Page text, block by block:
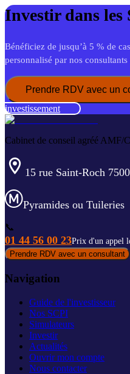
Investir dans les
Bénéficiez de jusqu’à 5 % de
personnalisé par nos consultants
Prendre RDV avec un
investissement
Cabinet de conseil agréé AMF/
15 rue Saint-Roch
Pyramides ou Tuileries
📞
01 44 56 00 23Prix d'un appel
Prendre RDV avec un consultant
Navigation
Guide de l'investisseur
Nos SCPI
Simulateurs
Investir
Actualités
Ouvrir mon compte
Nous contacter